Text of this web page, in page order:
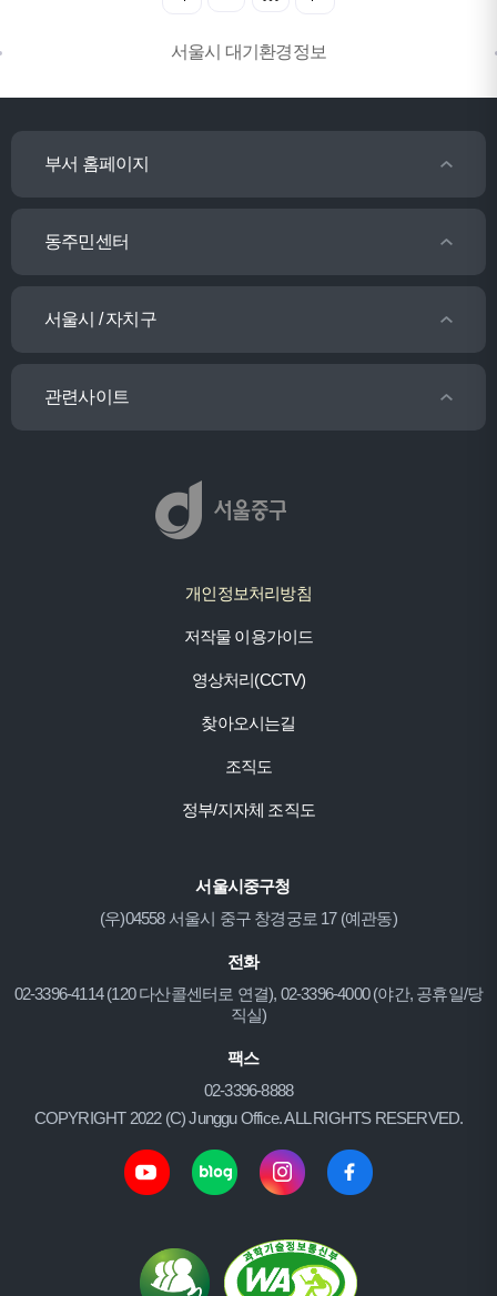
서울시 대기환경정보
부서 홈페이지
동주민센터
서울시 / 자치구
관련사이트
개인정보처리방침
저작물 이용가이드
영상처리(CCTV)
찾아오시는길
조직도
정부/지자체 조직도
서울시중구청
(우)04558 서울시 중구 창경궁로 17 (예관동)
전화
02-3396-4114 (120 다산콜센터로 연결), 02-3396-4000 (야간, 공휴일/당
직실)
팩스
02-3396-8888
COPYRIGHT 2022 (C) Junggu Office. ALL RIGHTS RESERVED.